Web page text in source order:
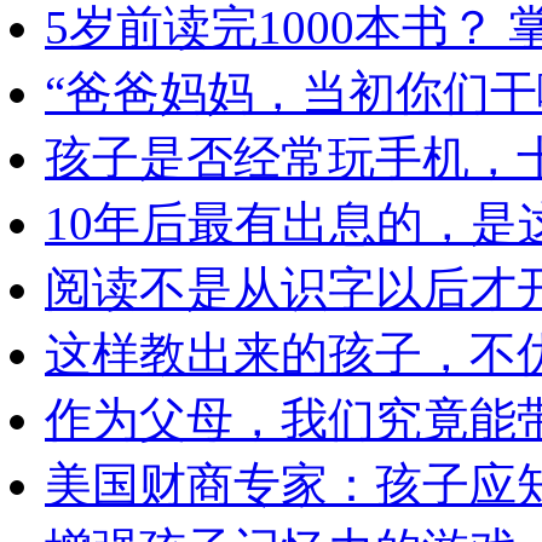
5岁前读完1000本书？
“爸爸妈妈，当初你们
孩子是否经常玩手机，
10年后最有出息的，是
阅读不是从识字以后才
这样教出来的孩子，不
作为父母，我们究竟能
美国财商专家：孩子应